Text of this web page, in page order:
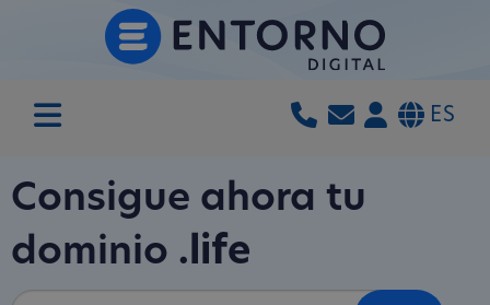
ES
Consigue ahora tu
dominio .life